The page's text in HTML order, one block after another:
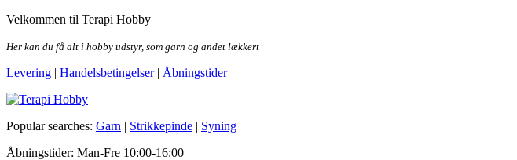
Skip
the
Velkommen til Terapi Hobby
Her kan du få alt i hobby udstyr, som garn og andet lækkert
Levering | Handelsbetingelser| Åbningstider
Terapi Hobby
Popular searches: Garn | Strikkepinde | Syning
Åbningstider: Man-Fre 10:00-16:00